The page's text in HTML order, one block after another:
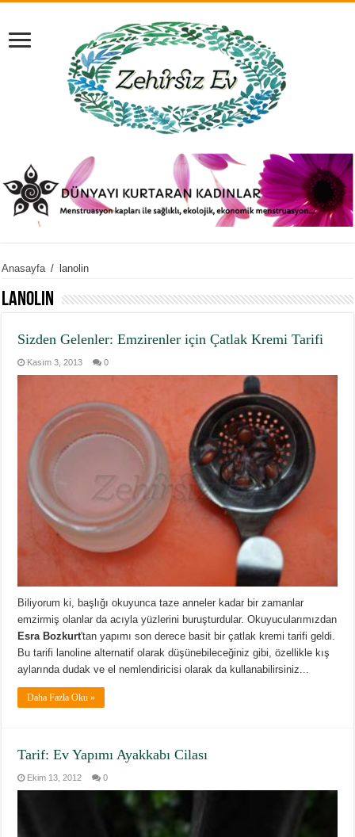
Anasayfa / lanolin
lanolin
Sizden Gelenler: Emzirenler için Çatlak Kremi Tarifi
Kasım 3, 2013 0
Biliyorum ki, başlığı okuyunca taze anneler kadar bir zamanlar
emzirmiş olanlar da acıyla yüzlerini buruşturdular. Okuyucularımızdan
Esra Bozkurt'tan yapımı son derece basit bir çatlak kremi tarifi geldi.
Bu tarifi lanoline alternatif olarak düşünebileceğiniz gibi, özellikle kış
aylarında dudak ve el nemlendiricisi olarak da kullanabilirsiniz...
Daha Fazla Oku »
Tarif: Ev Yapımı Ayakkabı Cilası
Ekim 13, 2012 0